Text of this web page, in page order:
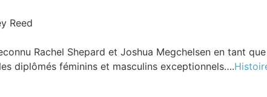
Reed
Rachel Shepard et Joshua Megchelsen en tant
diplômés féminins et masculins exceptionnels….